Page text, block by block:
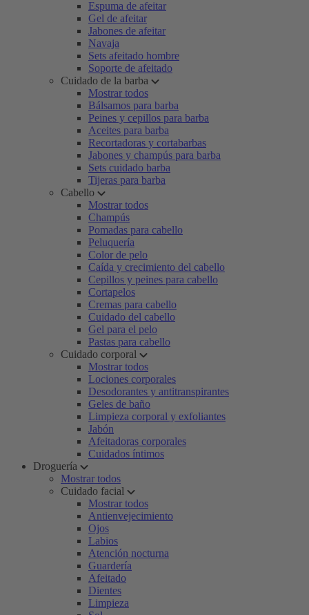
Espuma de afeitar
Gel de afeitar
Jabones de afeitar
Navaja
Sets afeitado hombre
Soporte de afeitado
Cuidado de la barba
Mostrar todos
Bálsamos para barba
Peines y cepillos para barba
Aceites para barba
Recortadoras y cortabarbas
Jabones y champús para barba
Sets cuidado barba
Tijeras para barba
Cabello
Mostrar todos
Champús
Pomadas para cabello
Peluquería
Color de pelo
Caída y crecimiento del cabello
Cepillos y peines para cabello
Cortapelos
Cremas para cabello
Cuidado del cabello
Gel para el pelo
Pastas para cabello
Cuidado corporal
Mostrar todos
Lociones corporales
Desodorantes y antitranspirantes
Geles de baño
Limpieza corporal y exfoliantes
Jabón
Afeitadoras corporales
Cuidados íntimos
Droguería
Mostrar todos
Cuidado facial
Mostrar todos
Antienvejecimiento
Ojos
Labios
Atención nocturna
Guardería
Afeitado
Dientes
Limpieza